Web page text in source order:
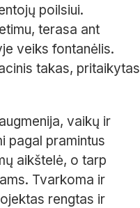
poilsiui.
terasa ant
veiks fontanėlis.
takas, pritaikytas
vaikų ir
pagal pramintus
aikštelė, o tarp
Tvarkoma ir
rengtas ir